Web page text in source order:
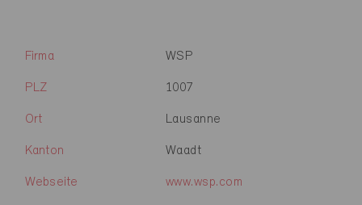
Firma WSP
PLZ 1007
Ort Lausanne
Kanton Waadt
Webseite www.wsp.com